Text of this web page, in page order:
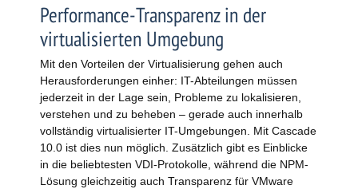
Performance-Transparenz in der
virtualisierten Umgebung
Mit den Vorteilen der Virtualisierung gehen auch
Herausforderungen einher: IT-Abteilungen müssen
jederzeit in der Lage sein, Probleme zu lokalisieren,
verstehen und zu beheben – gerade auch innerhalb
vollständig virtualisierter IT-Umgebungen. Mit Cascade
10.0 ist dies nun möglich. Zusätzlich gibt es Einblicke
in die beliebtesten VDI-Protokolle, während die NPM-
Lösung gleichzeitig auch Transparenz für VMware